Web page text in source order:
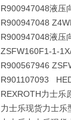
R900947048液压
R900947048
R900947048液压
ZSFW160F1-1-
R900567946
R901107093
REXROTH力士
力士乐现货力士